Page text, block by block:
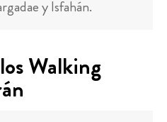
y Isfahán.
Walking